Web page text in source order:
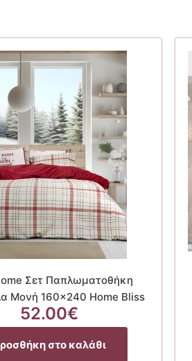
Σετ Παπλωματοθήκη
Μονή 160×240 Home Bliss
52.00€
στο καλάθι